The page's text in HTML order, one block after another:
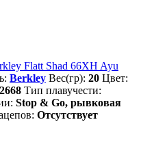
Flatt Shad 66XH Ayu
Berkley Вес(гр): 20 Цвет:
Тип плавучести:
Stop & Go, рывковая
Отсутствует